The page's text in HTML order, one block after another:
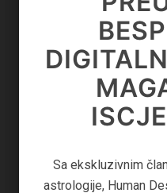
Previous post:
KAKO SPASITI BRAK –
KAKO NAM NLP MOŽE
FOBIJA»
Sa ekskluzivnim
Sa ekskluzivnim
astrologije, Human